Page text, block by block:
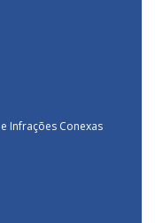
Infrações Conexas